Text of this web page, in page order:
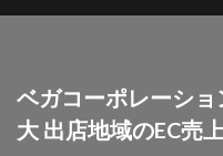
ベガコーポレーシ
大 出店地域のEC売